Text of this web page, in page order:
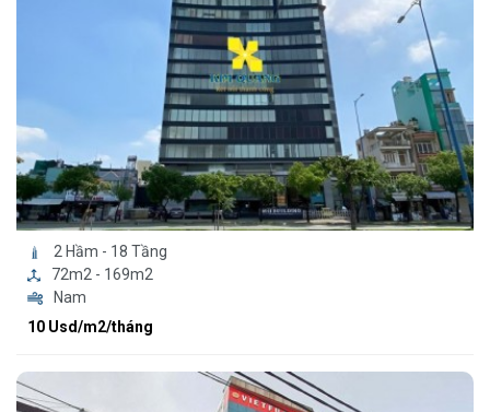
2 Hầm - 18 Tầng
72m2 - 169m2
Nam
10 Usd/m2/tháng